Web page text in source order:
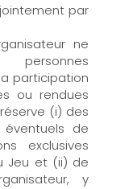
par
ne
participation
ou rendues
(i) des
de
exclusives
Jeu et (ii) de
y